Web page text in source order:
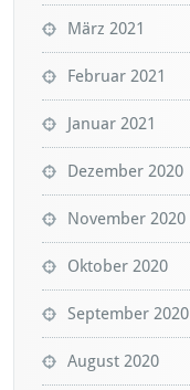
März 2021
Februar 2021
Januar 2021
Dezember 2020
November 2020
Oktober 2020
September 2020
August 2020